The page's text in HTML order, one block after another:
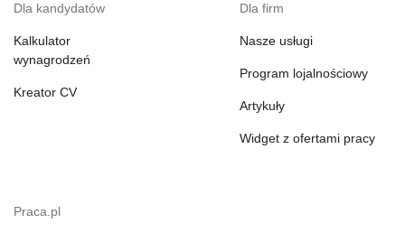
Dla kandydatów
Kalkulator
wynagrodzeń
Kreator CV
Dla firm
Nasze usługi
Program lojalnościowy
Artykuły
Widget z ofertami pracy
Praca.pl